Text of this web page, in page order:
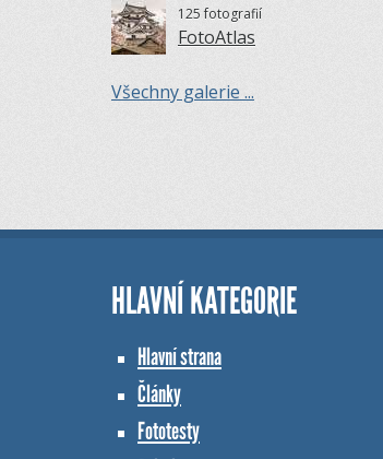
125 fotografií
FotoAtlas
Všechny galerie ...
HLAVNÍ KATEGORIE
Hlavní strana
Články
Fototesty